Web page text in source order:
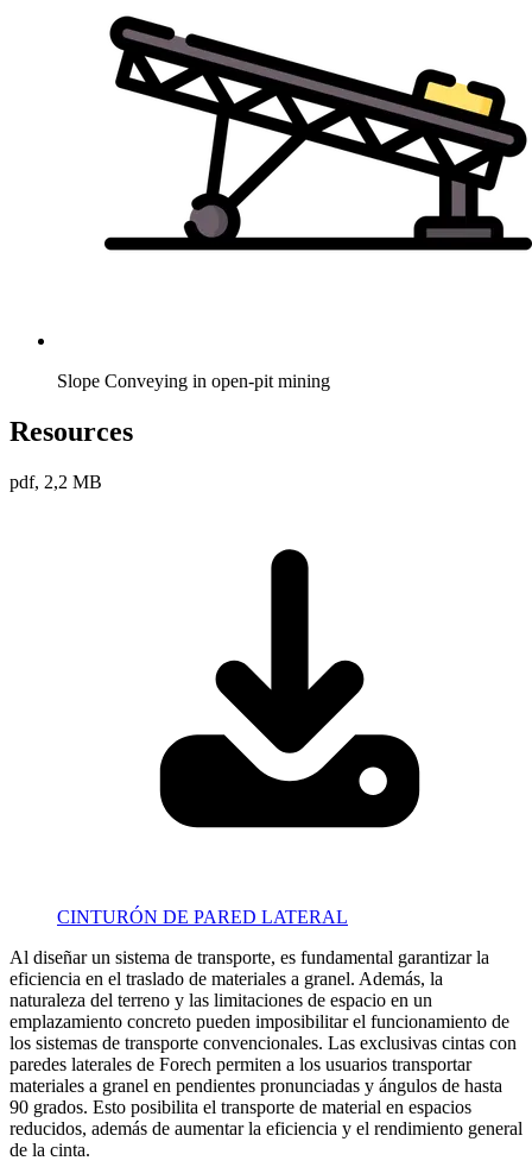
Slope Conveying in open-pit mining
Resources
pdf, 2,2 MB
CINTURÓN DE PARED LATERAL
Al diseñar un sistema de transporte, es fundamental garantizar la
eficiencia en el traslado de materiales a granel. Además, la
naturaleza del terreno y las limitaciones de espacio en un
emplazamiento concreto pueden imposibilitar el funcionamiento de
los sistemas de transporte convencionales. Las exclusivas cintas con
paredes laterales de Forech permiten a los usuarios transportar
materiales a granel en pendientes pronunciadas y ángulos de hasta
90 grados. Esto posibilita el transporte de material en espacios
reducidos, además de aumentar la eficiencia y el rendimiento general
de la cinta.